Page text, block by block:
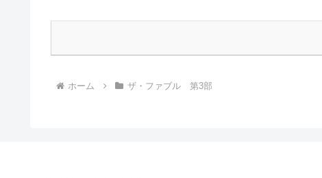
ホーム ザ・ファブル 第3部